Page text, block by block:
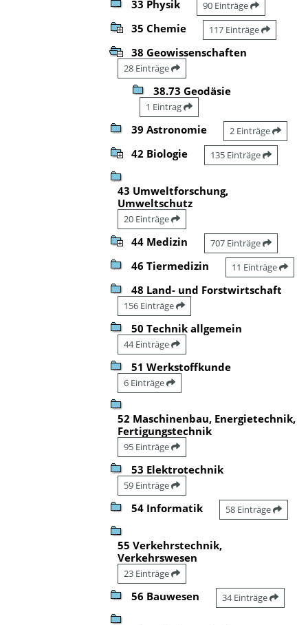
33 Physik 90 Einträge
35 Chemie 117 Einträge
38 Geowissenschaften
28 Einträge
38.73 Geodäsie
1 Eintrag
39 Astronomie 2 Einträge
42 Biologie 135 Einträge
43 Umweltforschung,
Umweltschutz
20 Einträge
44 Medizin 707 Einträge
46 Tiermedizin 11 Einträge
48 Land- und Forstwirtschaft
156 Einträge
50 Technik allgemein
44 Einträge
51 Werkstoffkunde
6 Einträge
52 Maschinenbau, Energietechnik,
Fertigungstechnik
95 Einträge
53 Elektrotechnik
59 Einträge
54 Informatik 58 Einträge
55 Verkehrstechnik,
Verkehrswesen
23 Einträge
56 Bauwesen 34 Einträge